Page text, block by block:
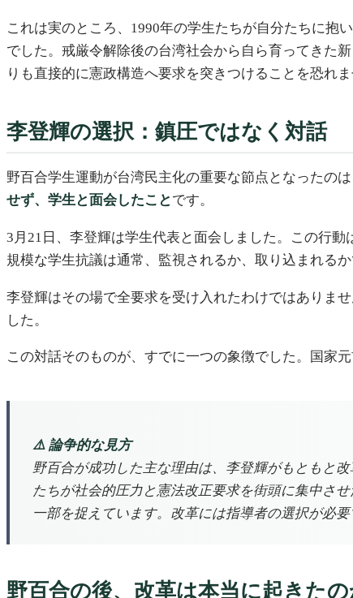
これは実のところ、1990年の学生たちが自分たちに抱
でした。戒厳令解除後の台湾社会から自ら育ってきた
りも直接的に憲政構造へ要求を突きつけることを恐れま
李登輝の選択：鎮圧ではなく対話
野百合学生運動が台湾民主化の重要な節点となったの
せず、学生と面会したことです。
3月21日、李登輝は学生代表と面会しました。この行
規模な学生抗議は通常、監視されるか、取り込まれる
李登輝はその場で全要求を受け入れたわけではありま
した。
この対話そのものが、すでに一つの象徴でした。国家
⚠️ 論争的な見方
野百合が成功した主な理由は、李登輝がもともと
たちが社会的圧力と憲法改正要求を街頭に集中さ
一部を捉えています。改革には指導者の選択が必
野百合の後、改革は本当に起きた